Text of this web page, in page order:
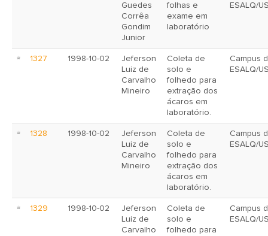
Guedes
Corrêa
Gondim
Junior
folhas e
exame em
laboratório
ESALQ/
1327 1998-10-02
Jeferson
Luiz de
Carvalho
Mineiro
Coleta de
solo e
folhedo para
extração dos
ácaros em
laboratório.
Campus
ESALQ/
1328 1998-10-02
Jeferson
Luiz de
Carvalho
Mineiro
Coleta de
solo e
folhedo para
extração dos
ácaros em
laboratório.
Campus
ESALQ/
1329 1998-10-02
Jeferson
Luiz de
Carvalho
Coleta de
solo e
folhedo para
Campus
ESALQ/